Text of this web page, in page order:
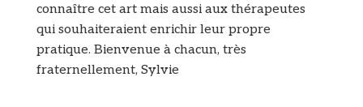
connaître cet art mais aussi aux thérapeutes
qui souhaiteraient enrichir leur propre
pratique. Bienvenue à chacun, très
fraternellement, Sylvie